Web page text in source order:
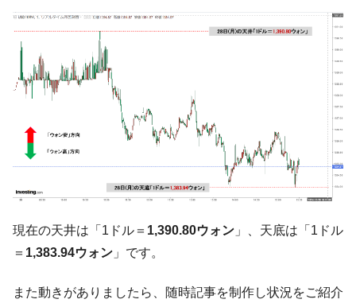
ドを掲げる「在韓反米勢力」
韓国政府「2035年までに18.4GW規模のAIデ
ータセンター整備」⇒ だから無理だってば。
『Money1』
JPモルガン「韓国レバレッジETFの清算は
ほぼ終わった」
『Money1』
韓国『国民年金公団』株価暴落で200兆蒸
発。
『Money1』
韓国政府「ニセＫ-ブランドを通報しようキ
ャンペーン」⇒ あの名物教授も登場！
ぎ」では。
『Money1』
韓国鉄鋼最大手『POSCO』ズブズブ沈む。
『Money1』
米国下院「韓国の公務員個人をターゲット
現在の天井は「1ドル＝ 1,390.80ウォン 」、天底は「1ドル
＝ 1,383.94ウォン 」です。
また動きがありましたら、随時記事を制作し状況をご紹介